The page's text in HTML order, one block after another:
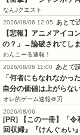
なんJクエスト
2026/08/06 12:05
あとで
【悲報】アニメアイコ
の？」→論破されてし
わんこーる速報！
2026/08/06 11:00
あとで
「何者にもなれなかっ
自分の価値は上がらな
オレ的ゲーム速報＠刃
2026/08/06
[PR] 【この一冊】「
回収婦』『けんぐゎい』